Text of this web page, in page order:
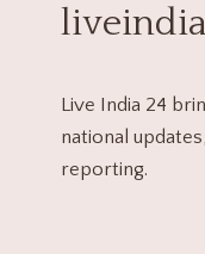
Live India 24
national
reporting.